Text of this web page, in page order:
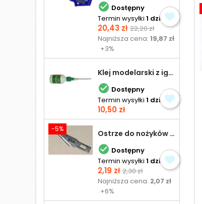
 Dostępny
Termin wysyłki 1 dzień
Cena
20,43 zł Cena
podstawowa
22,20 zł
Najniższa cena:19,87 zł
+3%
Klej modelarski z igłą 30 ml
 Dostępny
Termin wysyłki 1 dzień
Cena
10,50 zł
-5% Ostrze do nożyków Excel
 Dostępny
Termin wysyłki 1 dzień
Cena
2,19 zł Cena
podstawowa
2,30 zł
Najniższa cena: 2,07 zł
+6%